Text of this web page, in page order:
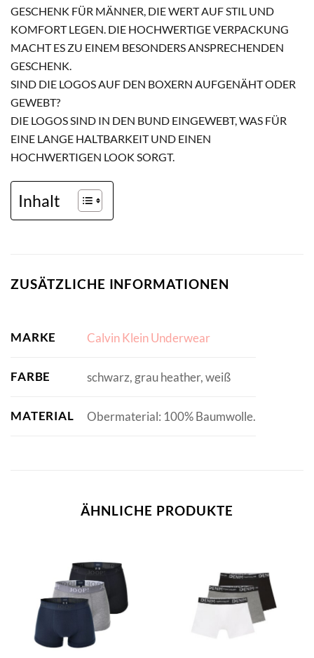
GESCHENK FÜR MÄNNER, DIE WERT AUF STIL UND
KOMFORT LEGEN. DIE HOCHWERTIGE VERPACKUNG
MACHT ES ZU EINEM BESONDERS ANSPRECHENDEN
GESCHENK.
SIND DIE LOGOS AUF DEN BOXERN AUFGENÄHT ODER
GEWEBT?
DIE LOGOS SIND IN DEN BUND EINGEWEBT, WAS FÜR
EINE LANGE HALTBARKEIT UND EINEN
HOCHWERTIGEN LOOK SORGT.
Inhalt
ZUSÄTZLICHE INFORMATIONEN
MARKE Calvin Klein Underwear
FARBE schwarz, grau heather, weiß
MATERIAL Obermaterial: 100% Baumwolle.
ÄHNLICHE PRODUKTE